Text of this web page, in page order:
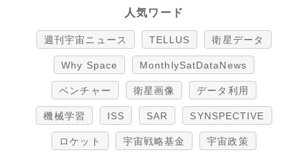
人気ワード
週刊宇宙ニュース TELLUS 衛星データ
Why Space MonthlySatDataNews
ベンチャー 衛星画像 データ利用
機械学習 ISS SAR SYNSPECTIVE
ロケット 宇宙戦略基金 宇宙政策